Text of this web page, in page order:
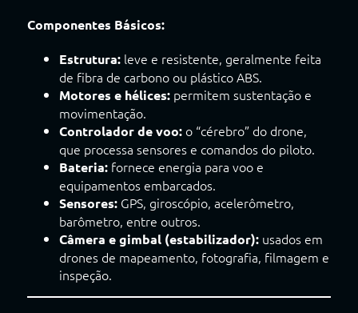
Componentes Básicos:
Estrutura:leve e resistente, geralmente feita
de fibra de carbono ou plástico ABS.
Motores e hélices:permitem sustentação e
movimentação.
Controlador de voo:o “cérebro” do drone,
que processa sensores e comandos do piloto.
Bateria:fornece energia para voo e
equipamentos embarcados.
Sensores:GPS, giroscópio, acelerômetro,
barômetro, entre outros.
Câmera e gimbal (estabilizador):usados em
drones de mapeamento, fotografia, filmagem e
inspeção.